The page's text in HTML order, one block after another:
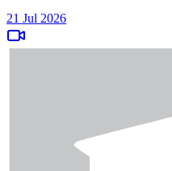
21 Jul 2026